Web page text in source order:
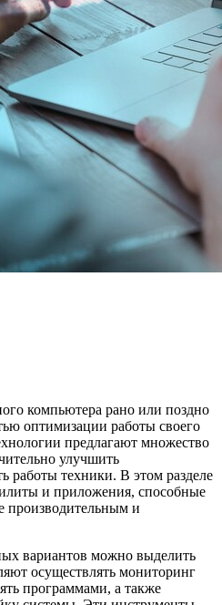
компьютера рано или поздно
оптимизации работы своего
предлагают множество
улучшить
работы техники. В этом разделе
и приложения, способные
производительным и
вариантов можно выделить
осуществлять мониторинг
программами, а также